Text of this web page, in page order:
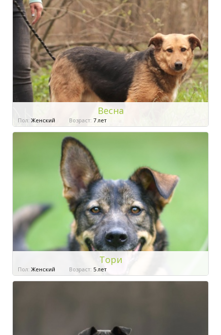
Весна
Пол: Женский Возраст: 7 лет
Тори
Пол: Женский Возраст: 5 лет